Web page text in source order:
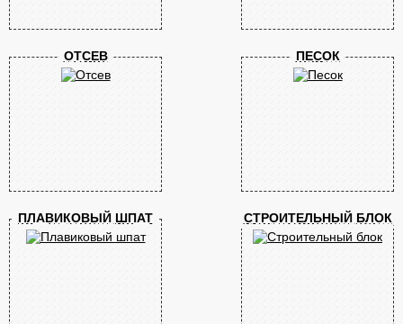
ОТСЕВ ПЕСОК
ПЛАВИКОВЫЙ ШПАТ СТРОИТЕЛЬНЫЙ БЛОК